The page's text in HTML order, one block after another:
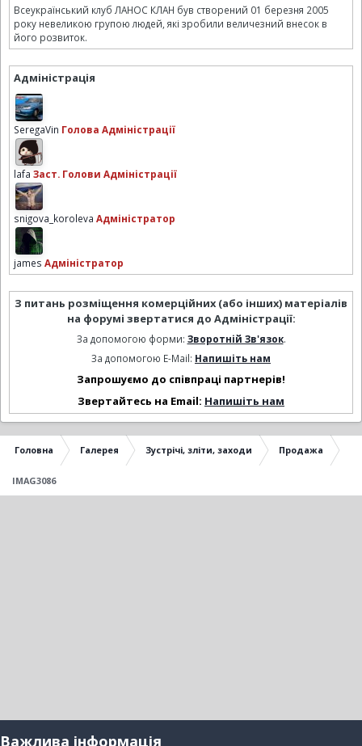
Всеукраїнський клуб ЛАНОС КЛАН був створений 01 березня 2005
року невеликою групою людей, які зробили величезний внесок в
його розвиток.
Адміністрація
SeregaVin Голова Адміністрації
lafa Заст. Голови Адміністрації
snigova_koroleva Адміністратор
james Адміністратор
З питань розміщення комерційних (або інших) матеріалів
на форумі звертатися до Адміністрації:
За допомогою форми: Зворотній Зв'язок.
За допомогою E-Mail: Напишіть нам
Запрошуємо до співпраці партнерів!
Звертайтесь на Email: Напишіть нам
Головна Галерея Зустрічі, зліти, заходи Продажа
IMAG3086
Важлива інформація